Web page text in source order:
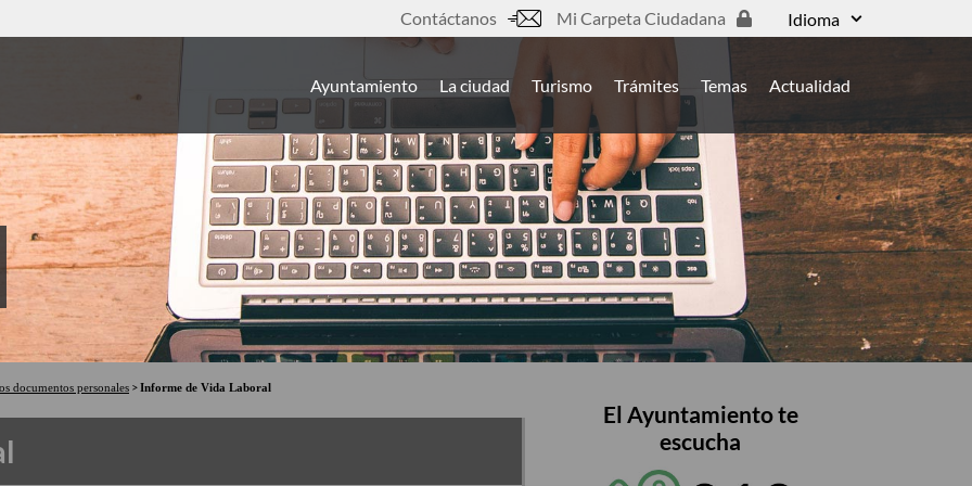
Contáctanos Mi Carpeta Ciudadana Idioma
Ayuntamiento La ciudad Turismo Trámites Temas Actualidad
documentos personales Informe de Vida Laboral
El Ayuntamiento te
escucha